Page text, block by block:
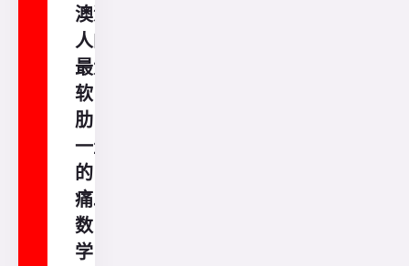
澳洲
人的
最大
软
肋，
一生
的
痛.....
数
学！